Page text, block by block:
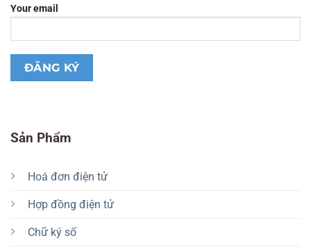
Sản Phẩm
Hoá đơn điện tử
Hợp đồng điện tử
Chữ ký số
Your email